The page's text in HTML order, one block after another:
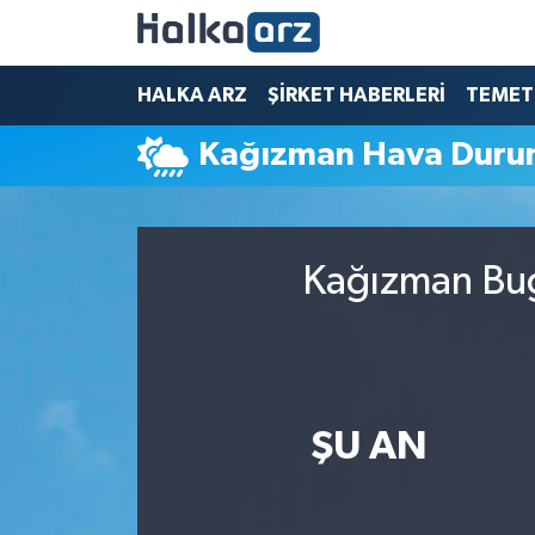
HALKA ARZ ŞİRKET HABERLERİ
Kağızman Hava
Kağızman
ŞU AN
HALKA ARZ
SERMAYE ARTIRIMI